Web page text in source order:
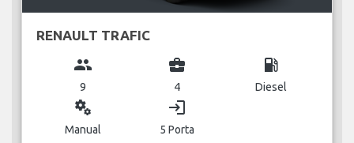
RENAULT TRAFIC
group
9
business_center
4
local_gas_station
Diesel
miscellaneous_services
Manual
login
5 Porta